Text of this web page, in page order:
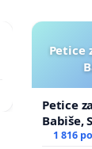
Petice
Petice
Babiše,
1 816